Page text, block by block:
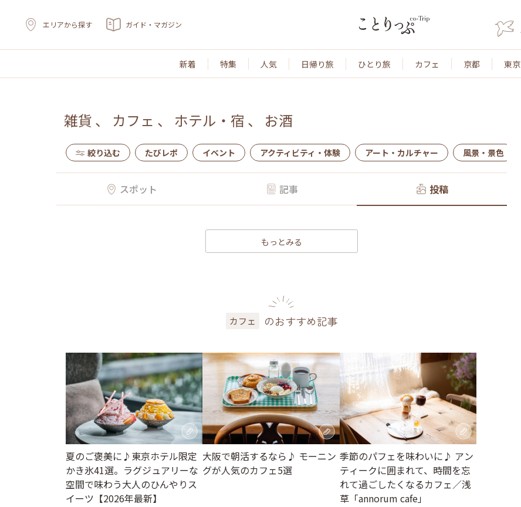
エリアから探す ガイド・マガジン
新着 特集 人気 日帰り旅 ひとり旅 カフェ 京都 東京
雑貨 、 カフェ 、 ホテル・宿 、 お酒
絞り込む たびレポ イベント アクティビティ・体験 アート・カルチャー 風景・景色
スポット 記事 投稿
もっとみる
カフェ のおすすめ記事
夏のご褒美に♪東京ホテル限定
かき氷41選。ラグジュアリーな
空間で味わう大人のひんやりス
イーツ【2026年最新】
大阪で朝活するなら♪ モーニン
グが人気のカフェ5選
季節のパフェを味わいに♪ アン
ティークに囲まれて、時間を忘
れて過ごしたくなるカフェ／浅
草「annorum cafe」